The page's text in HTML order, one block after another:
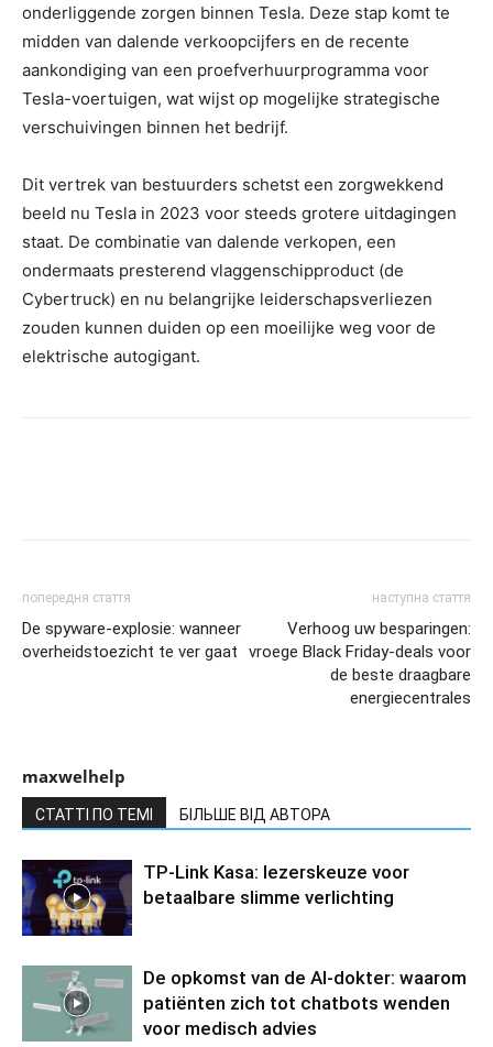
onderliggende zorgen binnen Tesla. Deze stap komt te
midden van dalende verkoopcijfers en de recente
aankondiging van een proefverhuurprogramma voor
Tesla-voertuigen, wat wijst op mogelijke strategische
verschuivingen binnen het bedrijf.
Dit vertrek van bestuurders schetst een zorgwekkend
beeld nu Tesla in 2023 voor steeds grotere uitdagingen
staat. De combinatie van dalende verkopen, een
ondermaats presterend vlaggenschipproduct (de
Cybertruck) en nu belangrijke leiderschapsverliezen
zouden kunnen duiden op een moeilijke weg voor de
elektrische autogigant.
попередня стаття
De spyware-explosie: wanneer
overheidstoezicht te ver gaat
наступна стаття
Verhoog uw besparingen:
vroege Black Friday-deals voor
de beste draagbare
energiecentrales
maxwelhelp
СТАТТІ ПО ТЕМІ БІЛЬШЕ ВІД АВТОРА
TP-Link Kasa: lezerskeuze voor
betaalbare slimme verlichting
De opkomst van de AI-dokter: waarom
patiënten zich tot chatbots wenden
voor medisch advies